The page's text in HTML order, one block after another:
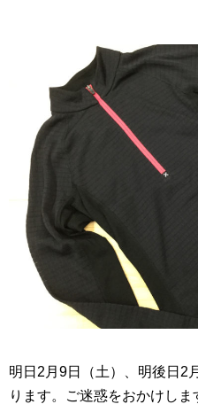
明日2月9日（土）、明後日2
ります。ご迷惑をおかけしま